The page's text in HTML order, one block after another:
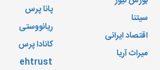
سیتنا
اقتصاد ایرانی
میراث آریا
پانا پرس
ریانووستی
کانادا پرس
ehtrust